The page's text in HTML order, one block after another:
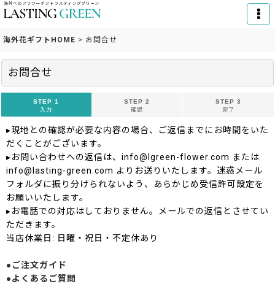
海外花ギフトHOME > お問合せ
お問合せ
STEP 1
入力
STEP 2
確認
STEP 3
完了
▸現地との確認が必要な内容の場合、ご返信までにお時間をいた
だくことがございます。
▸お問い合わせへの返信は、info@lgreen-flower.com または
info@lasting-green.com よりお送りいたします。迷惑メール
フォルダに振り分けられないよう、あらかじめ受信許可設定を
お願いいたします。
▸お電話での対応はしておりません。メールでの返信とさせてい
ただきます。
当店休業日: 日曜・祝日・不定休あり
●ご注文ガイド
●よくあるご質問